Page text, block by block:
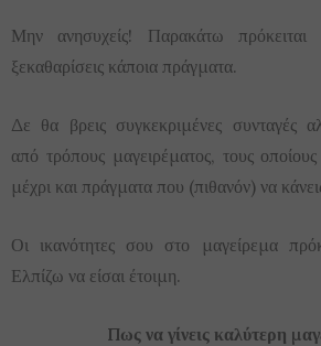
Μην ανησυχείς! Παρακάτω
ξεκαθαρίσεις κάποια πράγματα.
Δε θα βρεις συγκεκριμένες συνταγές
από τρόπους μαγειρέματος, τους οποίους
μέχρι και πράγματα που (πιθανόν) να
Οι ικανότητες σου στο μαγείρεμα
Ελπίζω να είσαι έτοιμη.
Πως να γίνεις καλύτερη